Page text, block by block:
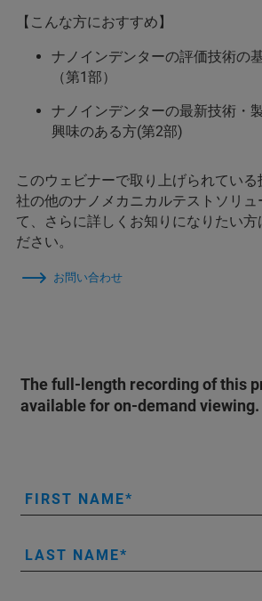
【こんな方におすすめ】
ナノインデンターの評価技術の
（第1部）
ナノインデンターの最新技術・
興味のある方(第2部)
このウェビナーで取り上げられてい
社の他のナノメカニカルテストソリュ
て、さらに詳しくお知りになりたい方
ださい。
お問い合わせ
The full-length recording of this
available for on-demand viewing.
FIRST NAME
LAST NAME